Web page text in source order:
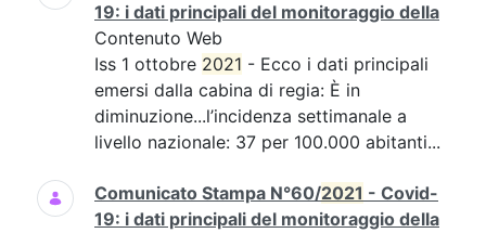
19: i dati principali del monitoraggio della
Contenuto Web
Iss 1 ottobre 2021 - Ecco i dati principali
emersi dalla cabina di regia: È in
diminuzione...l’incidenza settimanale a
livello nazionale: 37 per 100.000 abitanti...
Comunicato Stampa N°60/2021 - Covid-
19: i dati principali del monitoraggio della